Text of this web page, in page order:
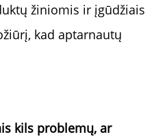
žiniomis ir įgūdžiais
kad aptarnautų
kils problemų, ar